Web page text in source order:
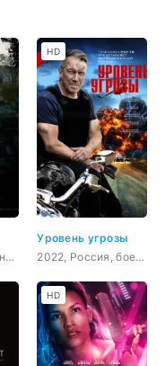
2026, Корея Южная, ужасы
Уровень угрозы
2022, Россия, боевик, детектив, драма, криминал
HD
HD